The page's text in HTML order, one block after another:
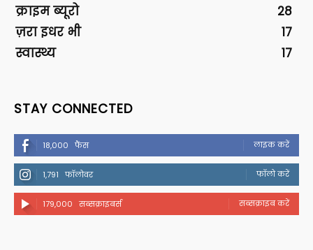
क्राइम ब्यूरो
28
ज़रा इधर भी
17
स्वास्थ्य
17
STAY CONNECTED
18,000 फैंस लाइक करें
1,791 फॉलोवर फॉलो करें
179,000 सब्सक्राइबर्स सब्सक्राइब करें